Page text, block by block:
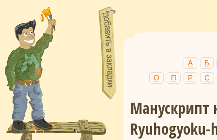
А
Б
О
П Р С
Манускрипт
Ryuhogyoku-